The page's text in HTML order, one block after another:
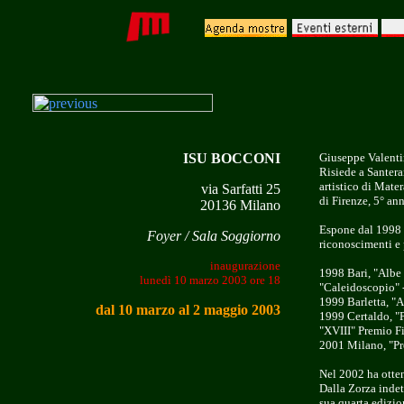
ISU BOCCONI
via Sarfatti 25
20136 Milano
Foyer / Sala Soggiorno
inaugurazione
lunedì 10 marzo 2003 ore 18
dal 10 marzo al 2 maggio 2003
Giuseppe
Risiede a
artistico di
di Firenze, 5°
Espone dal
riconoscimenti e
1998 Bari,
"Caleidoscopio"
1999 Barletta,
1999 Certaldo,
"XVIII" Premio
2001 Milano,
Nel 2002 ha
Dalla Zorza